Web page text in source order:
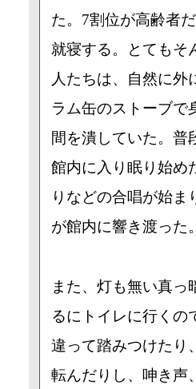
た。7割位が高齢者
就寝する。とてもそ
人たちは、自然に外
ラム缶のストーブで
間を潰していた。普
館内に入り眠り始め
りなどの合唱が始ま
が館内に響き渡った。
また、灯も無い真っ
るにトイレに行くの
違って踏みつけたり
転んだりし、呻き声